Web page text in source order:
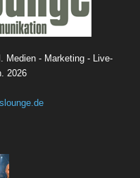
Medien - Marketing - Live-
2026